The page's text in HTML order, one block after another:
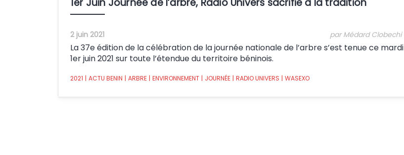
1er Juin Journée de l’arbre, Radio Univers sacrifie à la tradition
2 juin 2021 par Médard Clobechi
La 37e édition de la célébration de la journée nationale de l’arbre s’est tenue ce mardi
1er juin 2021 sur toute l’étendue du territoire béninois.
2021 | ACTU BENIN | ARBRE | ENVIRONNEMENT | JOURNÉE | RADIO UNIVERS | WASEXO